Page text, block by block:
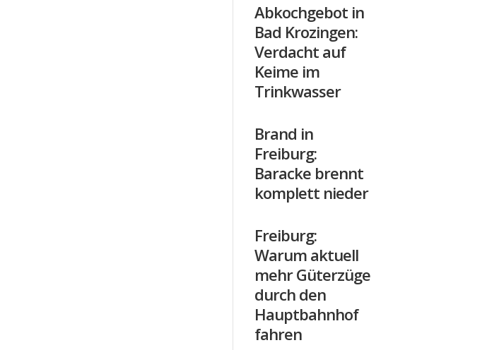
Abkochgebot in
Bad Krozingen:
Verdacht auf
Keime im
Trinkwasser
Brand in
Freiburg:
Baracke brennt
komplett nieder
Freiburg:
Warum aktuell
mehr Güterzüge
durch den
Hauptbahnhof
fahren